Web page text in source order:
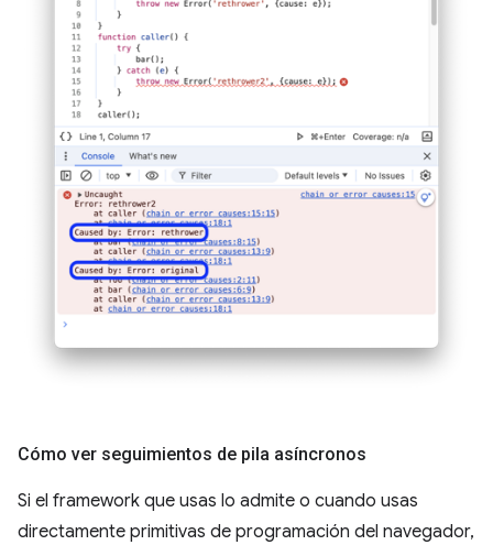
Cómo ver seguimientos de pila asíncronos
Si el framework que usas lo admite o cuando usas
directamente primitivas de programación del navegador,